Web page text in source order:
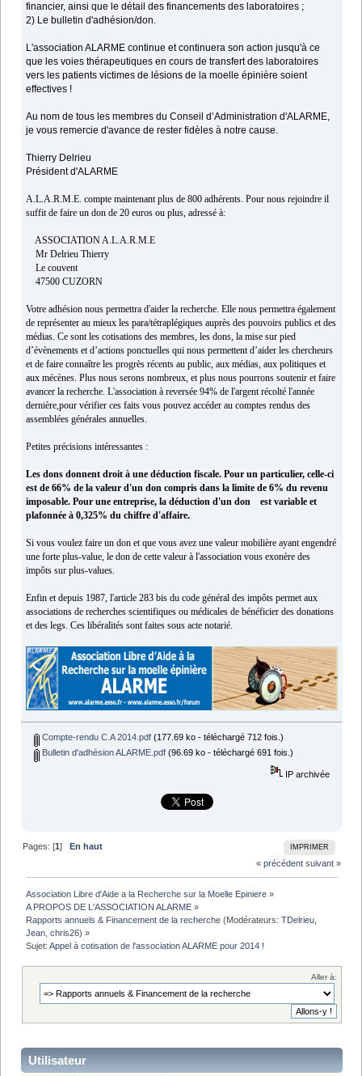
financier, ainsi que le détail des financements des laboratoires ;
2) Le bulletin d'adhésion/don.
L'association ALARME continue et continuera son action jusqu'à ce
que les voies thérapeutiques en cours de transfert des laboratoires
vers les patients victimes de lésions de la moelle épinière soient
effectives !
Au nom de tous les membres du Conseil d’Administration d'ALARME,
je vous remercie d'avance de rester fidèles à notre cause.
Thierry Delrieu
Président d'ALARME
A.L.A.R.M.E. compte maintenant plus de 800 adhérents. Pour nous rejoindre il
suffit de faire un don de 20 euros ou plus, adressé à:
ASSOCIATION A.L.A.R.M.E
Mr Delrieu Thierry
Le couvent
47500 CUZORN
Votre adhésion nous permettra d'aider la recherche. Elle nous permettra également
de représenter au mieux les para/tétraplégiques auprès des pouvoirs publics et des
médias. Ce sont les cotisations des membres, les dons, la mise sur pied
d’évènements et d’actions ponctuelles qui nous permettent d’aider les chercheurs
et de faire connaître les progrès récents au public, aux médias, aux politiques et
aux mécènes. Plus nous serons nombreux, et plus nous pourrons soutenir et faire
avancer la recherche. L'association à reversée 94% de l'argent récolté l'année
dernière,pour vérifier ces faits vous pouvez accéder au comptes rendus des
assemblées générales annuelles.
Petites précisions intéressantes :
Les dons donnent droit à une déduction fiscale. Pour un particulier, celle-ci
est de 66% de la valeur d'un don compris dans la limite de 6% du revenu
imposable. Pour une entreprise, la déduction d'un don est variable et
plafonnée à 0,325% du chiffre d'affaire.
Si vous voulez faire un don et que vous avez une valeur mobilière ayant engendré
une forte plus-value, le don de cette valeur à l'association vous exonère des
impôts sur plus-values.
Enfin et depuis 1987, l'article 283 bis du code général des impôts permet aux
associations de recherches scientifiques ou médicales de bénéficier des donations
et des legs. Ces libéralités sont faites sous acte notarié.
Compte-rendu C.A 2014.pdf(177.69 ko - téléchargé 712 fois.)
Bulletin d'adhésion ALARME.pdf(96.69 ko - téléchargé 691 fois.)
IP archivée
IMPRIMER
Pages: [1]En haut
« précédent suivant »
Association Libre d'Aide a la Recherche sur la Moelle Epiniere »
A PROPOS DE L'ASSOCIATION ALARME »
Rapports annuels & Financement de la recherche (Modérateurs:TDelrieu
Jean ,chris26) »
Sujet:Appel à cotisation de l'association ALARME pour 2014 !
Aller à:
Utilisateur